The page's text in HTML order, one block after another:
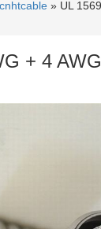
cnhtcable » UL
+ 4